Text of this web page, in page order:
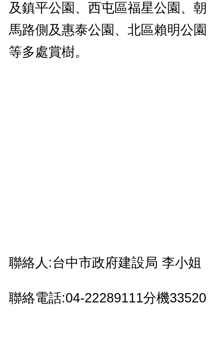
及鎮平公園、西屯區福星公園、朝
馬路側及惠泰公園、北區賴明公園
等多處賞樹。
聯絡人:台中市政府建設局 李小姐
聯絡電話:04-22289111分機33520